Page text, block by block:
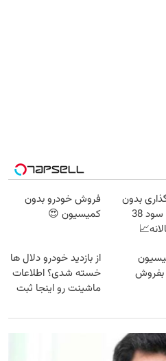
بدون
ریسک با سود 38
فروش خودرو بدون
کمیسیون 😍
بفروش
از بازدید خودرو دلال ها
خسته شدی؟ اطلاعات
ماشینت رو اینجا ثبت